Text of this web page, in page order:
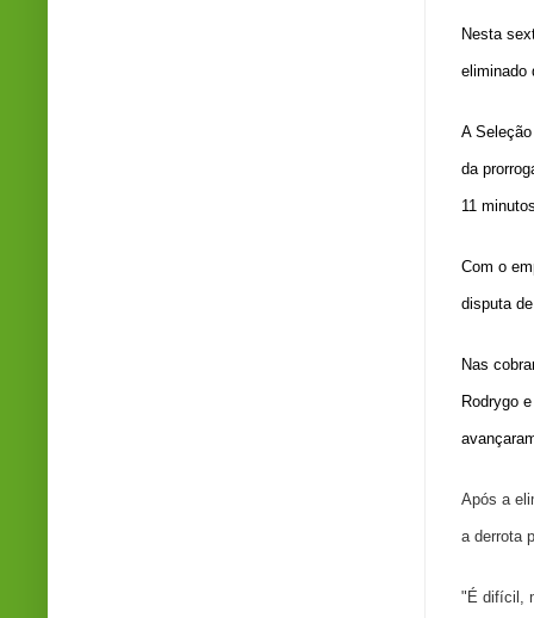
Nesta
eliminado
A
da
11
Com o
disputa
Nas
Rodrygo
Após a
a derrota
"É difícil,